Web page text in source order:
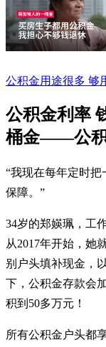
公积金用途很多
公积金利率
桶金——公
“我现在每年定时
保障。”
34岁的郑媖珮，工
从2017年开始，她
别户头填补现金，
下，公积金存款会
积到50多万元！
所有公积金户头都